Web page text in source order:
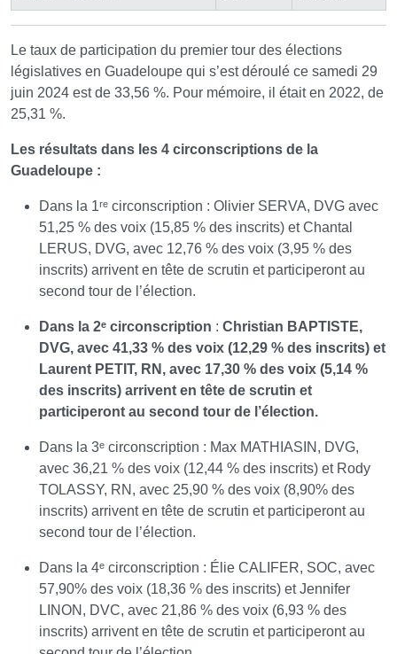
Le taux de participation du premier tour des élections
législatives en Guadeloupe qui s’est déroulé ce samedi 29
juin 2024 est de 33,56 %. Pour mémoire, il était en 2022, de
25,31 %.
Les résultats dans les 4 circonscriptions de la
Guadeloupe :
Dans la 1ʳᵉ circonscription : Olivier SERVA, DVG avec
51,25 % des voix (15,85 % des inscrits) et Chantal
LERUS, DVG, avec 12,76 % des voix (3,95 % des
inscrits) arrivent en tête de scrutin et participeront au
second tour de l’élection.
Dans la 2ᵉ circonscription : Christian BAPTISTE,
DVG, avec 41,33 % des voix (12,29 % des inscrits) et
Laurent PETIT, RN, avec 17,30 % des voix (5,14 %
des inscrits) arrivent en tête de scrutin et
participeront au second tour de l’élection.
Dans la 3ᵉ circonscription : Max MATHIASIN, DVG,
avec 36,21 % des voix (12,44 % des inscrits) et Rody
TOLASSY, RN, avec 25,90 % des voix (8,90% des
inscrits) arrivent en tête de scrutin et participeront au
second tour de l’élection.
Dans la 4ᵉ circonscription : Élie CALIFER, SOC, avec
57,90% des voix (18,36 % des inscrits) et Jennifer
LINON, DVC, avec 21,86 % des voix (6,93 % des
inscrits) arrivent en tête de scrutin et participeront au